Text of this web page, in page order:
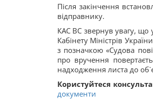
Після закінчення
відправнику.
КАС ВС звернув увагу, що
Кабінету Міністрів
з позначкою «Судова
про вручення
надходження листа до
Користуйтеся
документи